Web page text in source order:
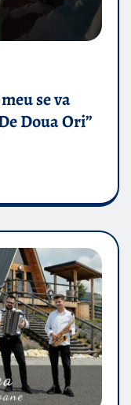
se va
Doua Ori”